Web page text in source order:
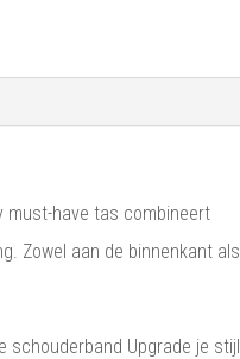
must-have tas combineert
Zowel aan de binnenkant als
schouderband Upgrade je stijl